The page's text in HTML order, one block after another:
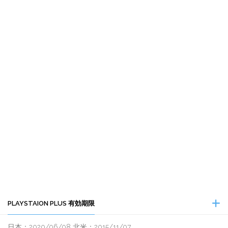
PLAYSTAION PLUS 有効期限